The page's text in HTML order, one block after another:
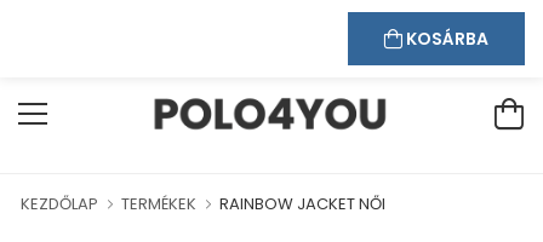
Bejelentkezés Regisztráció
KEZDŐLAP TERMÉKEK RAINBOW JACKET NŐI
KOSÁRBA